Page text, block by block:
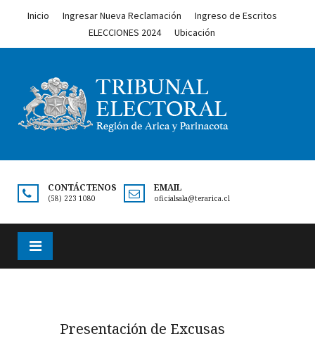
Inicio Ingresar Nueva Reclamación
Ingreso de Escritos
ELECCIONES 2024
Ubicación
CONTÁCTENOS
(58) 223 1080
EMAIL
oficialsala@terarica.cl
Presentación de Excusas